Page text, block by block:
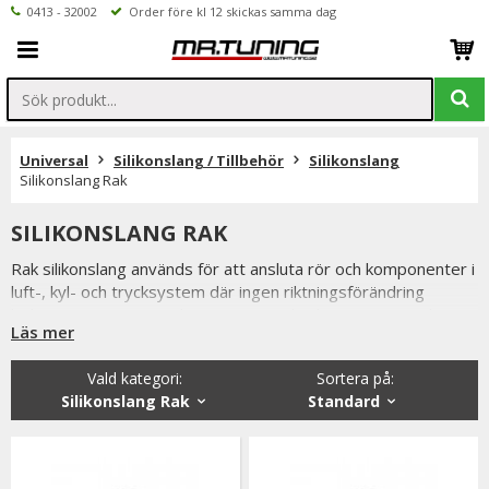
0413 - 32002 Order före kl 12 skickas samma dag
Universal Silikonslang / Tillbehör
Silikonslang
Silikonslang Rak
SILIKONSLANG RAK
Rak silikonslang används för att ansluta rör och komponenter i
luft-, kyl- och trycksystem där ingen riktningsförändring
byggnation och uppgradering av turbo-, intercooler- och
kylsystem tack vare sin höga hållfasthet och flexibilitet.
Rak silikonslang är tillverkad av flerskiktsförstärkt silikon som
klarar höga temperaturer, höga laddtryck och långvarig
Läs mer
Sortera på:
Standard
Vald kategori:
Silikonslang Rak